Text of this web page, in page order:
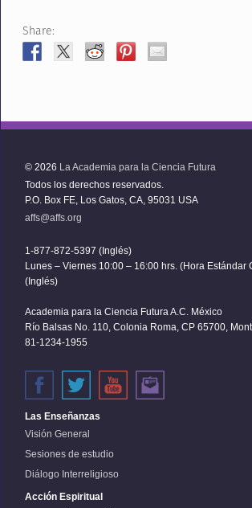
Share:
© 2026 La Academia para la Ciencia Futura
Todos los derechos reservados.
P.O. Box FE, Los Gatos, CA, 95031 USA
affs@affs.org
1-877-872-5397 (Inglés)
Lunes – Viernes 10:00 – 16:00 hrs. (Hora Estándar
(Inglés)
Academia para la Ciencia Futura A.C. México
Río Balsas No. 110, Colonia Roma, CP 65700,
81-1234-1955
Las Enseñanzas
Visión General
Sesiones de estudio
Diálogo Interreligioso
Acción Espiritual